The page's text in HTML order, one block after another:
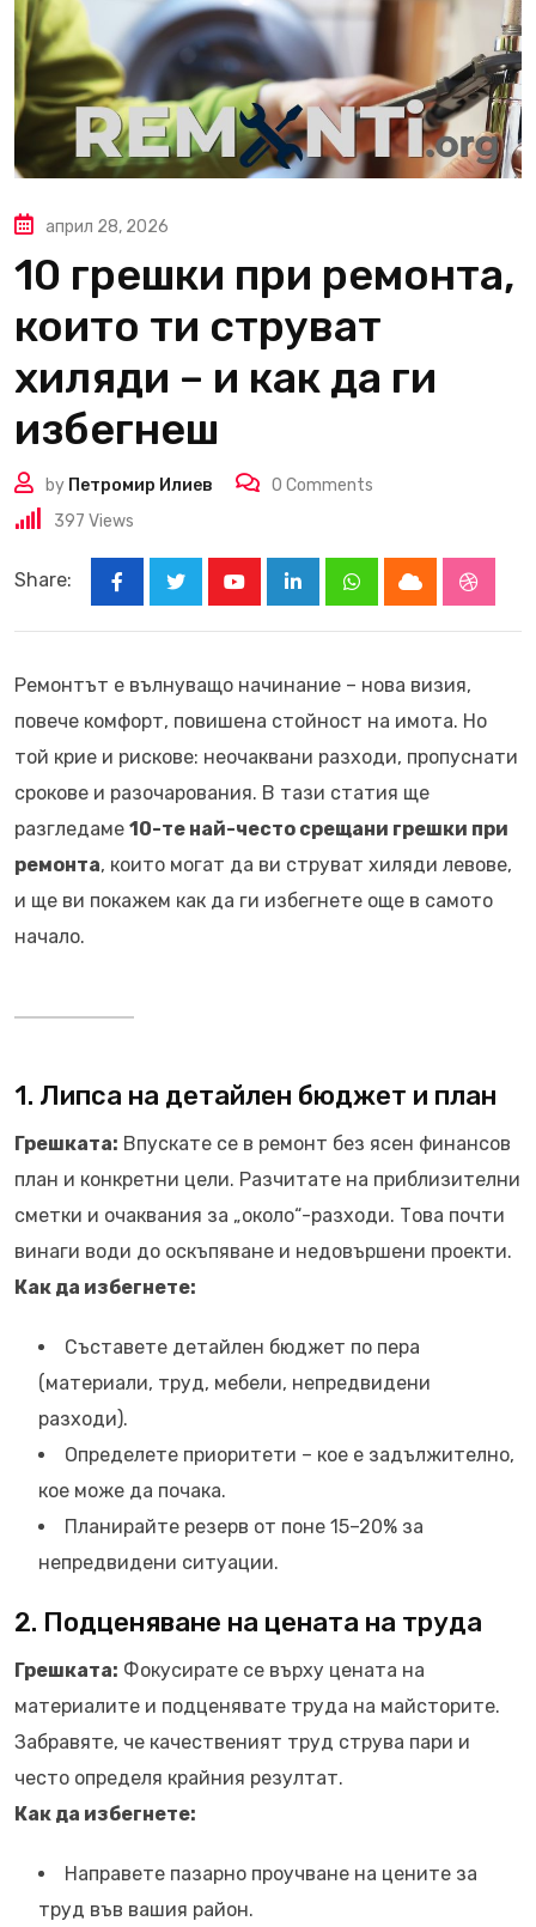
април 28, 2026
10 грешки при ремонта,
които ти струват
хиляди – и как да ги
избегнеш
by Петромир Илиев 0 Comments
397 Views
Share:
LinkedInWhatsappCloud
Ремонтът е вълнуващо начинание – нова визия,
повече комфорт, повишена стойност на имота. Но
той крие и рискове: неочаквани разходи, пропуснати
срокове и разочарования. В тази статия ще
разгледаме 10-те най-често срещани грешки при
ремонта, които могат да ви струват хиляди левове,
и ще ви покажем как да ги избегнете още в самото
начало.
1. Липса на детайлен бюджет и план
Грешката: Впускате се в ремонт без ясен финансов
план и конкретни цели. Разчитате на приблизителни
сметки и очаквания за „около“-разходи. Това почти
винаги води до оскъпяване и недовършени проекти.
Как да избегнете:
Съставете детайлен бюджет по пера
(материали, труд, мебели, непредвидени
разходи).
Определете приоритети – кое е задължително,
кое може да почака.
Планирайте резерв от поне 15–20% за
непредвидени ситуации.
2. Подценяване на цената на труда
Грешката: Фокусирате се върху цената на
материалите и подценявате труда на майсторите.
Забравяте, че качественият труд струва пари и
често определя крайния резултат.
Как да избегнете:
Направете пазарно проучване на цените за
труд във вашия район.